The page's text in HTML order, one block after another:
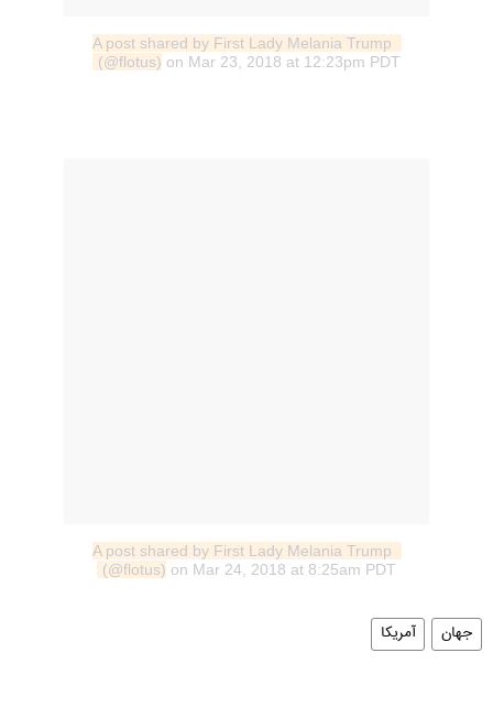
A post shared by First Lady Melania Trump
(@flotus) on Mar 23, 2018 at 12:23pm PDT
A post shared by First Lady Melania Trump
(@flotus) on Mar 24, 2018 at 8:25am PDT
جهان آمریکا